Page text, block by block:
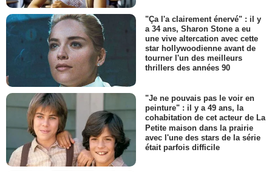
"Ça l'a clairement énervé" : il y
a 34 ans, Sharon Stone a eu
une vive altercation avec cette
star hollywoodienne avant de
tourner l'un des meilleurs
thrillers des années 90
"Je ne pouvais pas le voir en
peinture" : il y a 49 ans, la
cohabitation de cet acteur de La
Petite maison dans la prairie
avec l'une des stars de la série
était parfois difficile